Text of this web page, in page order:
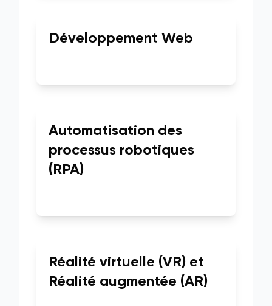
Développement Web
Automatisation des
processus robotiques
(RPA)
Réalité virtuelle (VR) et
Réalité augmentée (AR)